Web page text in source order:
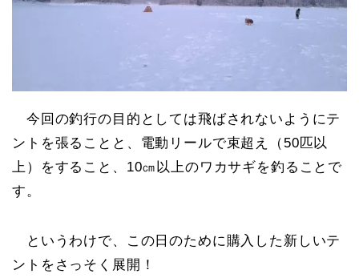
今回の釣行の目的としては飛ばされないようにテ
ントを張ることと、電動リールで束超え（50匹以
上）をすること、10㎝以上のワカサギを釣ることで
す。
というわけで、この日のために購入した新しいテ
ントをさっそく展開！